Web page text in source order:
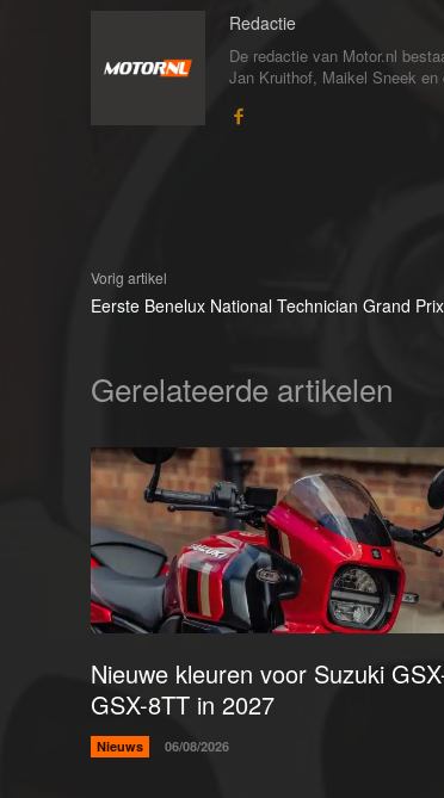
Redactie
De redactie van Motor.nl
Jan Kruithof, Maikel Sneek
Vorig artikel
Eerste Benelux National Technician Grand
Gerelateerde artikelen
Nieuwe kleuren voor Suzuki
GSX-8TT in 2027
Nieuws 06/08/2026